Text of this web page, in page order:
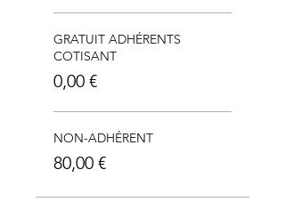
GRATUIT ADHÉRENTS
COTISANT
0,00 €
NON-ADHÉRENT
80,00 €